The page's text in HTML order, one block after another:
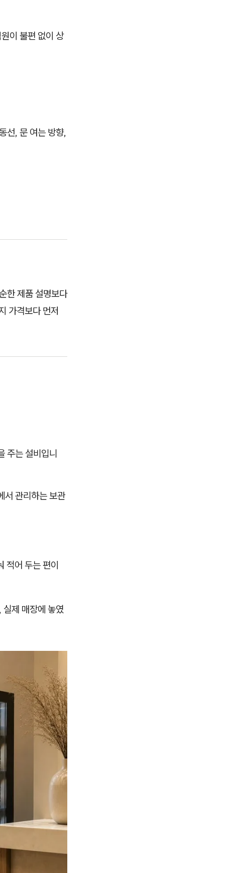
이 불편 없이 상
선, 문 여는 방향,
한 제품 설명보다
가격보다 먼저
주는 설비입니
서 관리하는 보관
적어 두는 편이
제 매장에 놓였